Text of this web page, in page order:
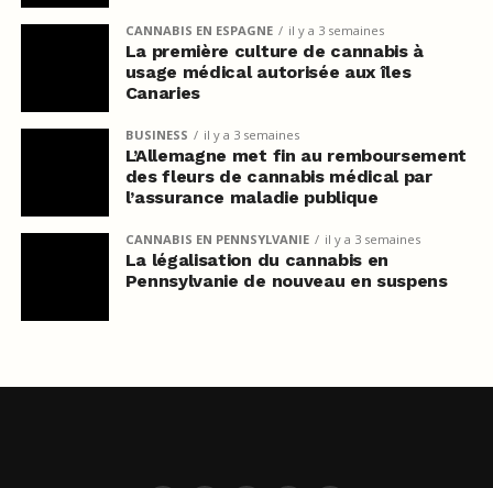
CANNABIS EN ESPAGNE il y a 3 semaines
La première culture de cannabis à
usage médical autorisée aux îles
Canaries
BUSINESS il y a 3 semaines
L’Allemagne met fin au remboursement
des fleurs de cannabis médical par
l’assurance maladie publique
CANNABIS EN PENNSYLVANIE il y a 3 semaines
La légalisation du cannabis en
Pennsylvanie de nouveau en suspens